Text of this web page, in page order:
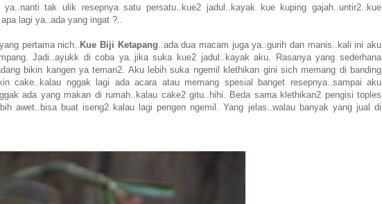
tak ulik resepnya satu persatu..kue2 jadul..kayak kue kuping gajah..untir2..kue
lagi ya..ada yang ingat ?..
pertama nich.. Kue Biji Ketapang ..ada dua macam juga ya..gurih dan manis..kali ini aku
Jadi..ayukk di coba ya..jika suka kue2 jadul..kayak aku. Rasanya yang sederhana
bikin kangen ya teman2. Aku lebih suka ngemil klethikan gini sich memang di banding
cake..kalau nggak lagi ada acara atau memang spesial banget resepnya..sampai aku
ada yang makan di rumah..kalau cake2 gitu..hihi. Beda sama klethikan2 pengisi toples
awet..bisa buat iseng2 kalau lagi pengen ngemil. Yang jelas..walau banyak yang jual di